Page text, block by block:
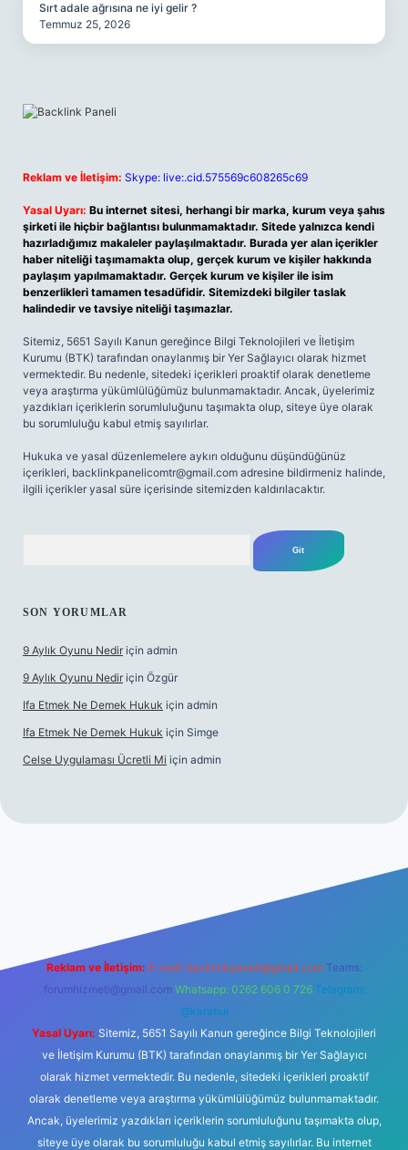
Sırt adale ağrısına ne iyi gelir ?
Temmuz 25, 2026
Reklam ve İletişim: Skype: live:.cid.575569c608265c69
Yasal Uyarı: Bu internet sitesi, herhangi bir marka, kurum veya şahıs
şirketi ile hiçbir bağlantısı bulunmamaktadır. Sitede yalnızca kendi
hazırladığımız makaleler paylaşılmaktadır. Burada yer alan içerikler
haber niteliği taşımamakta olup, gerçek kurum ve kişiler hakkında
paylaşım yapılmamaktadır. Gerçek kurum ve kişiler ile isim
benzerlikleri tamamen tesadüfidir. Sitemizdeki bilgiler taslak
halindedir ve tavsiye niteliği taşımazlar.
Sitemiz, 5651 Sayılı Kanun gereğince Bilgi Teknolojileri ve İletişim
Kurumu (BTK) tarafından onaylanmış bir Yer Sağlayıcı olarak hizmet
vermektedir. Bu nedenle, sitedeki içerikleri proaktif olarak denetleme
veya araştırma yükümlülüğümüz bulunmamaktadır. Ancak, üyelerimiz
yazdıkları içeriklerin sorumluluğunu taşımakta olup, siteye üye olarak
bu sorumluluğu kabul etmiş sayılırlar.
Hukuka ve yasal düzenlemelere aykırı olduğunu düşündüğünüz
içerikleri, backlinkpanelicomtr@gmail.com adresine bildirmeniz halinde,
ilgili içerikler yasal süre içerisinde sitemizden kaldırılacaktır.
SON YORUMLAR
9 Aylık Oyunu Nedir için admin
9 Aylık Oyunu Nedir için Özgür
Ifa Etmek Ne Demek Hukuk için admin
Ifa Etmek Ne Demek Hukuk için Simge
Celse Uygulaması Ücretli Mi için admin
Reklam ve İletişim: E-mail: backlinkpaneli@gmail.com Teams:
forumhizmeti@gmail.com Whatsapp: 0262 606 0 726 Telegram:
@karabul
Yasal Uyarı: Sitemiz, 5651 Sayılı Kanun gereğince Bilgi Teknolojileri
ve İletişim Kurumu (BTK) tarafından onaylanmış bir Yer Sağlayıcı
olarak hizmet vermektedir. Bu nedenle, sitedeki içerikleri proaktif
olarak denetleme veya araştırma yükümlülüğümüz bulunmamaktadır.
Ancak, üyelerimiz yazdıkları içeriklerin sorumluluğunu taşımakta olup,
siteye üye olarak bu sorumluluğu kabul etmiş sayılırlar. Bu internet